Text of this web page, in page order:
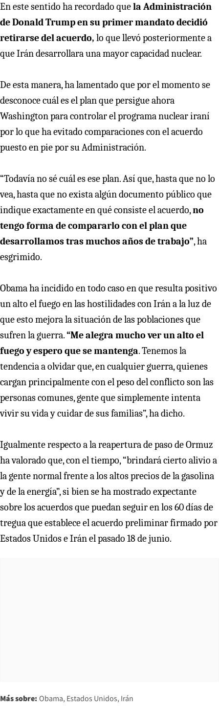
En este sentido ha recordado quela Administración
de Donald Trump en su primer mandato decidió
retirarse del acuerdo, lo que llevó posteriormente a
que Irán desarrollara una mayor capacidad nuclear.
De esta manera, ha lamentado que por el momento se
desconoce cuál es el plan que persigue ahora
Washington para controlar el programa nuclear iraní
por lo que ha evitado comparaciones con el acuerdo
puesto en pie por su Administración.
“Todavía no sé cuál es ese plan. Así que, hasta que no lo
vea, hasta que no exista algún documento público que
indique exactamente en qué consiste el acuerdo,no
tengo forma de compararlo con el plan que
desarrollamos tras muchos años de trabajo”, ha
esgrimido.
Obama ha incidido en todo caso en que resulta positivo
un alto el fuego en las hostilidades con Irán a la luz de
que esto mejora la situación de las poblaciones que
sufren la guerra.“Me alegra mucho ver un alto el
fuego y espero que se mantenga. Tenemos la
tendencia a olvidar que, en cualquier guerra, quienes
cargan principalmente con el peso del conflicto son las
personas comunes, gente que simplemente intenta
vivir su vida y cuidar de sus familias”, ha dicho.
Igualmente respecto a la reapertura de paso de Ormuz
ha valorado que, con el tiempo, “brindará cierto alivio a
la gente normal frente a los altos precios de la gasolina
y de la energía”, si bien se ha mostrado expectante
sobre los acuerdos que puedan seguir en los 60 días de
tregua que establece el acuerdo preliminar firmado por
Estados Unidos e Irán el pasado 18 de junio.
Más sobre: Obama Estados Unidos Irán